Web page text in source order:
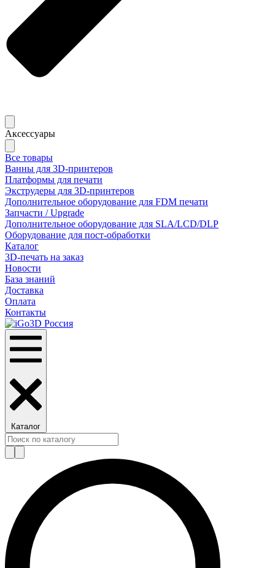
Аксессуары
Все товары
Ванны для 3D-принтеров
Платформы для печати
Экструдеры для 3D-принтеров
Дополнительное оборудование для FDM печати
Запчасти / Upgrade
Дополнительное оборудование для SLA/LCD/DLP
Оборудование для пост-обработки
Каталог
3D-печать на заказ
Новости
База знаний
Доставка
Оплата
Контакты
Каталог